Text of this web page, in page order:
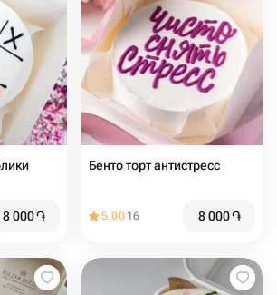
8 000֏
Бенто торт антистресс
5.00 16 8 000֏